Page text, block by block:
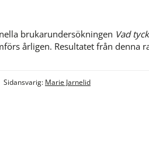
brukarundersökningen Vad
årligen. Resultatet från denna
Sidansvarig: Marie Jarnelid